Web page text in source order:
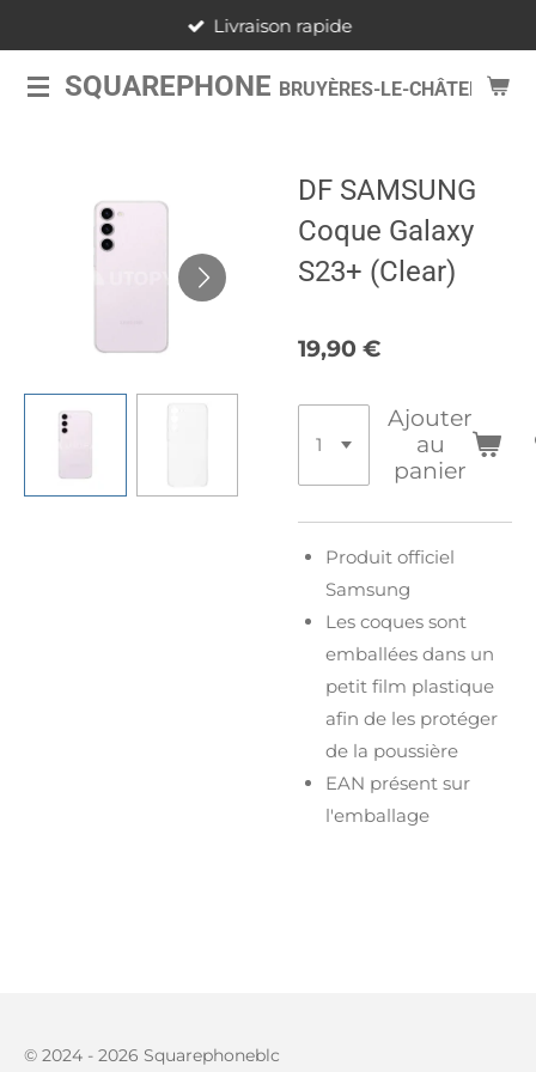
contenuSQUAREPHONE BRUYÈRES-LE-CHÂTEL
Livraison rapide
DF SAMSUNG
Coque Galaxy
S23+ (Clear)
19,90 €
Ajouter
au
panier
Produit officiel
Samsung
Les coques sont
emballées dans un
petit film plastique
afin de les protéger
de la poussière
EAN présent sur
l'emballage
© 2024 - 2026 Squarephoneblc